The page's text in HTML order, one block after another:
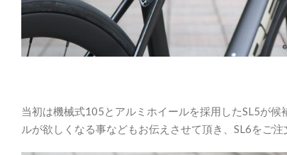
当初は機械式105とアルミホイールを採用したSL5が
ルが欲しくなる事などもお伝えさせて頂き、SL6をご注